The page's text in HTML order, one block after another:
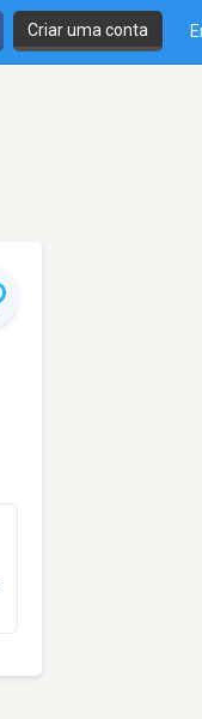
Criar uma conta